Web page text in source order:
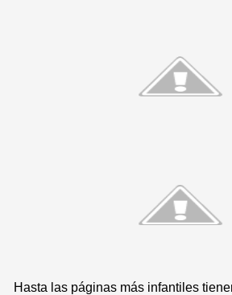
Hasta las páginas más infantiles